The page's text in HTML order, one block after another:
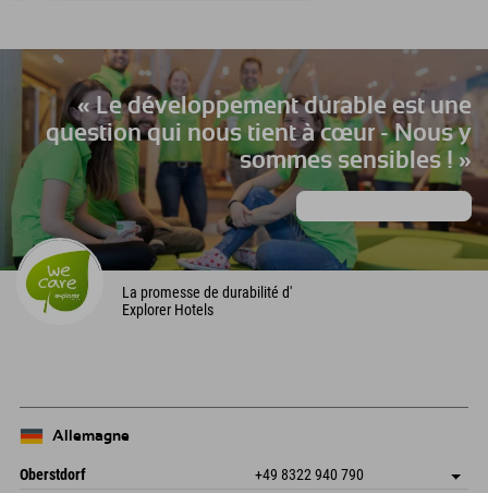
« Le développement durable est une
question qui nous tient à cœur - Nous y
sommes sensibles ! »
La promesse de durabilité d'
Explorer Hotels
Allemagne
Oberstdorf +49 8322 940 790